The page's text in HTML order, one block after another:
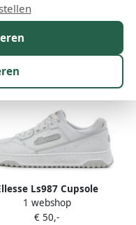
Ls987 Cupsole
Schoenen Wit 1 2 Man
1 webshop
€ 50,-